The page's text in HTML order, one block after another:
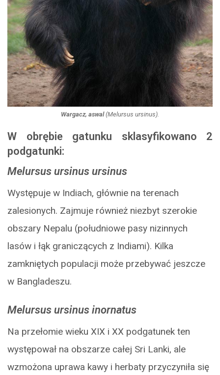
Wargacz, aswal(Melursus ursinus).
W obrębie gatunku sklasyfikowano 2
podgatunki:
Melursus ursinus ursinus
Występuje w Indiach, głównie na terenach
zalesionych. Zajmuje również niezbyt szerokie
obszary Nepalu (południowe pasy nizinnych
lasów i łąk graniczących z Indiami). Kilka
zamkniętych populacji może przebywać jeszcze
w Bangladeszu.
Melursus ursinus inornatus
Na przełomie wieku XIX i XX podgatunek ten
występował na obszarze całej Sri Lanki, ale
wzmożona uprawa kawy i herbaty przyczyniła się